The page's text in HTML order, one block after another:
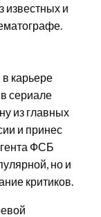
известных и
карьере
сериале
из главных
и принес
ФСБ
но и
критиков.